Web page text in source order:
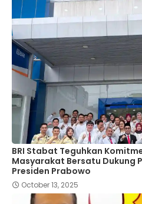
BRI Stabat Teguhkan
Masyarakat Bersatu Dukung
Presiden Prabowo
October 13, 2025